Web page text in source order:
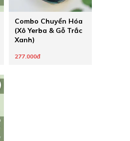
Combo Chuyển Hóa
(Xô Yerba & Gỗ Trắc
Xanh)
277.000đ